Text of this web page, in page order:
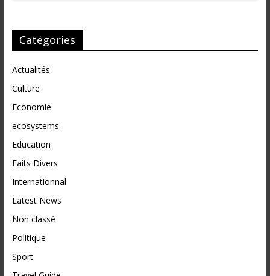
Catégories
Actualités
Culture
Economie
ecosystems
Education
Faits Divers
Internationnal
Latest News
Non classé
Politique
Sport